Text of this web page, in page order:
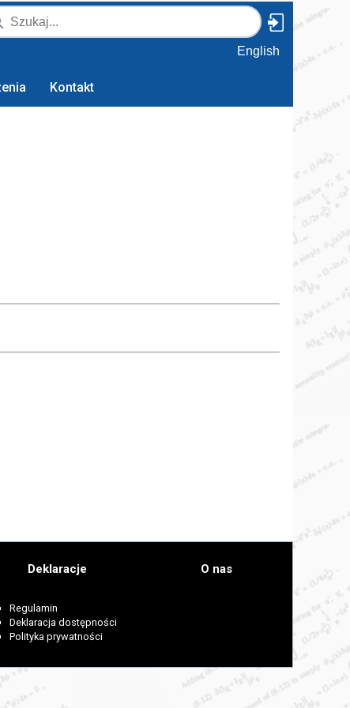
English
Kontakt
Deklaracje
Regulamin
Deklaracja dostępności
Polityka prywatności
O nas